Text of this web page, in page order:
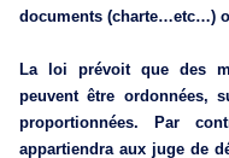
documents (charte…etc…)
La loi prévoit que des
peuvent être ordonnées,
proportionnées. Par
appartiendra aux juge de